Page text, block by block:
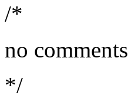
/*
no comments
*/